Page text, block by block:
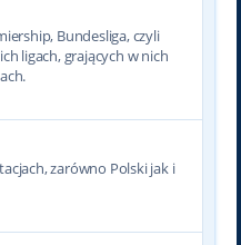
Bundesliga, czyli
ligach, grających w nich
zarówno Polski jak i